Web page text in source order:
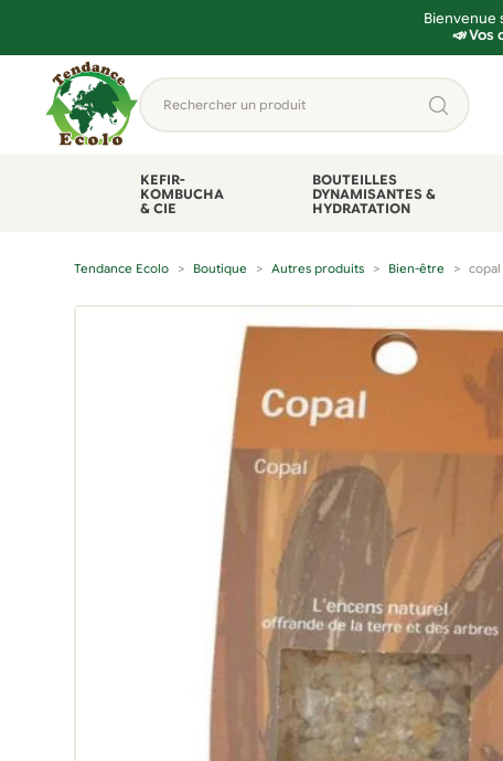
Bienvenue
📣 Vos
contenu
Rechercher
un
KEFIR-
KOMBUCHA
& CIE
BOUTEILLES
DYNAMISANTES &
HYDRATATION
Tendance Ecolo Boutique Autres produits Bien-être copal